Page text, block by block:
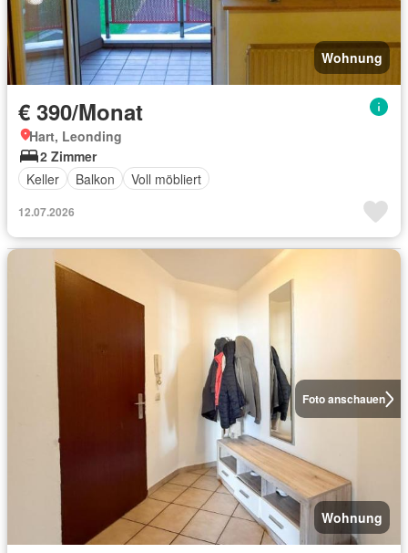
Wohnung
€ 390/Monat
Hart, Leonding
2 Zimmer
Keller
Balkon Voll möbliert
12.07.2026
Foto anschauen
Wohnung